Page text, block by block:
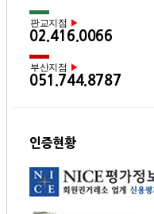
판교지점 ▶
02.416.0066
부산지점 ▶
051.744.8787
인증현황